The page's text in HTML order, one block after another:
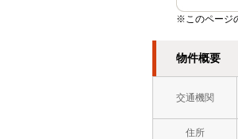
※このページ
物件概要
交通機関
住所